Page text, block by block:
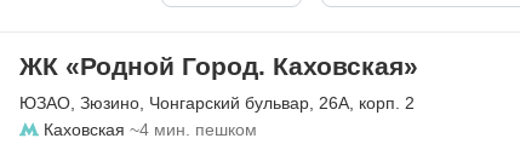
ЖК «Родной Город. Каховская»
ЮЗАО Зюзино Чонгарский бульвар , 26А, корп. 2
Каховская ~4 мин. пешком